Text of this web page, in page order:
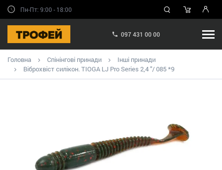
Пн-Пт: 9:00 - 18:00
097 431 00 00
Головна Спінінгові принади
Інші принади
Віброхвіст силікон. TIOGA LJ Pro Series 2,4 "/ 085 *9